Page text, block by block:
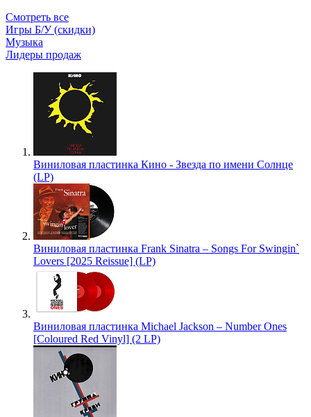
Смотреть все
Игры Б/У (скидки)
Музыка
Лидеры продаж
Виниловая пластинка Кино - Звезда по имени Солнце
(LP)
Виниловая пластинка Frank Sinatra – Songs For Swingin`
Lovers [2025 Reissue] (LP)
Виниловая пластинка Michael Jackson – Number Ones
[Coloured Red Vinyl] (2 LP)